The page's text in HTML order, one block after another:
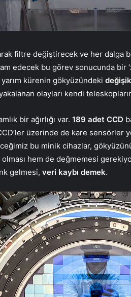
filtre değiştirecek ve her dalga
edecek bu görev sonucunda bir ‘
kürenin gökyüzündeki
olayları kendi
bir ağırlığı var. 189 adet CCD
üzerinde de kare sensörler
bu minik cihazlar,
hem de değmemesi
gelmesi, veri kaybı demek.